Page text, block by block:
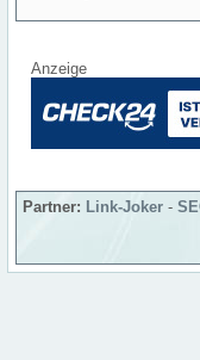
Anzeige
Partner: Link-Joker -